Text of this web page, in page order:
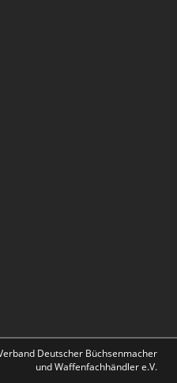
Deutscher Büchsenmacher
und Waffenfachhändler e.V.